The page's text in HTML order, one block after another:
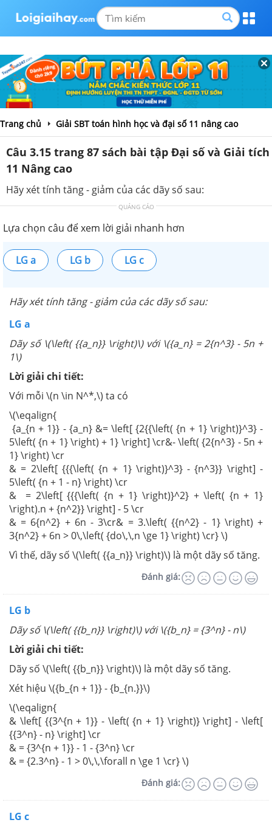
Trang chủ Giải SBT toán hình học và đại số 11 nâng cao
Câu 3.15 trang 87 sách bài tập Đại số và Giải tích
11 Nâng cao
Hãy xét tính tăng - giảm của các dãy số sau:
QUẢNG CÁO
Lựa chọn câu để xem lời giải nhanh hơn
LG a LG b LG c
Hãy xét tính tăng - giảm của các dãy số sau:
LG a
Dãy số \(\left( {{a_n}} \right)\) với \({a_n} = 2{n^3} - 5n +
1\)
Lời giải chi tiết:
Với mỗi \(n \in N^*,\) ta có
\(\eqalign{
{a_{n + 1}} - {a_n} &= \left[ {2{{\left( {n + 1} \right)}^3} -
5\left( {n + 1} \right) + 1} \right] \cr&- \left( {2{n^3} - 5n +
1} \right) \cr
& = 2\left[ {{{\left( {n + 1} \right)}^3} - {n^3}} \right] -
5\left( {n + 1 - n} \right) \cr
& = 2\left[ {{{\left( {n + 1} \right)}^2} + \left( {n + 1}
\right).n + {n^2}} \right] - 5 \cr
& = 6{n^2} + 6n - 3\cr& = 3.\left( {{n^2} - 1} \right) +
3{n^2} + 6n > 0\,\left( {do\,\,n \ge 1} \right) \cr} \)
Vì thế, dãy số \(\left( {{a_n}} \right)\) là một dãy số tăng.
Đánh giá:
LG b
Dãy số \(\left( {{b_n}} \right)\) với \({b_n} = {3^n} - n\)
Lời giải chi tiết:
Dãy số \(\left( {{b_n}} \right)\) là một dãy số tăng.
Xét hiệu \({b_{n + 1}} - {b_{n.}}\)
\(\eqalign{
& \left[ {{3^{n + 1}} - \left( {n + 1} \right)} \right] - \left[
{{3^n} - n} \right] \cr
& = {3^{n + 1}} - 1 - {3^n} \cr
& = {2.3^n} - 1 > 0\,\,\forall n \ge 1 \cr} \)
Đánh giá:
LG c